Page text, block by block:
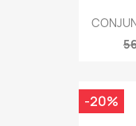
-20%